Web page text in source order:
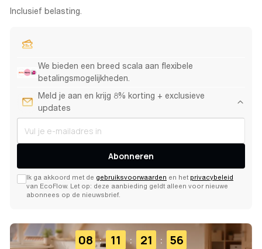
prijs
Inclusief belasting.
We bieden een breed scala aan flexibele
betalingsmogelijkheden.
Meld je aan en krijg 8% korting + exclusieve
updates
Abonneren
Ik ga akkoord met de gebruiksvoorwaarden en het privacybeleid
van EcoFlow. Let op: deze aanbieding geldt alleen voor nieuwe
abonnees op de nieuwsbrief.
08 : 11 : 21 : 55